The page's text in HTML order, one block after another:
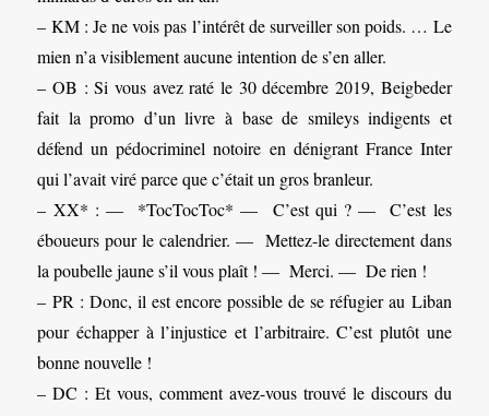
– KM : Je ne vois pas l’intérêt de surveiller son poids. … Le
mien n’a visiblement aucune intention de s’en aller.
– OB : Si vous avez raté le 30 décembre 2019, Beigbeder
fait la promo d’un livre à base de smileys indigents et
défend un pédocriminel notoire en dénigrant France Inter
qui l’avait viré parce que c’était un gros branleur.
– XX* : — *TocTocToc* — C’est qui ? — C’est les
éboueurs pour le calendrier. — Mettez-le directement dans
la poubelle jaune s’il vous plaît ! — Merci. — De rien !
– PR : Donc, il est encore possible de se réfugier au Liban
pour échapper à l’injustice et l’arbitraire. C’est plutôt une
bonne nouvelle !
– DC : Et vous, comment avez-vous trouvé le discours du